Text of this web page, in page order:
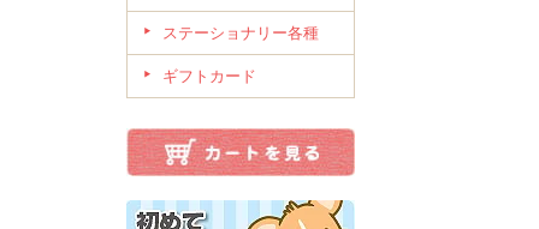
ステーショナリー各種
ギフトカード